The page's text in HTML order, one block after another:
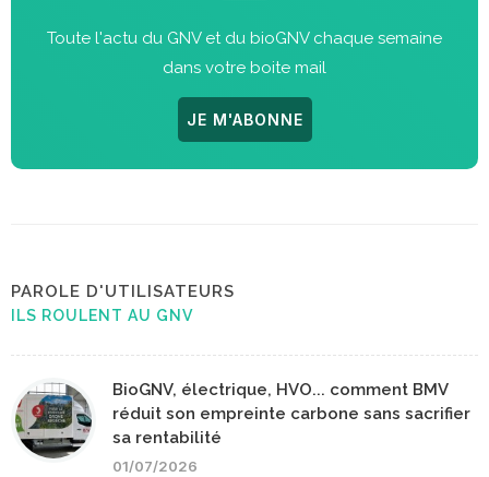
Toute l'actu du GNV et du bioGNV chaque semaine
dans votre boite mail
JE M'ABONNE
PAROLE D'UTILISATEURS
ILS ROULENT AU GNV
BioGNV, électrique, HVO... comment BMV
réduit son empreinte carbone sans sacrifier
sa rentabilité
01/07/2026